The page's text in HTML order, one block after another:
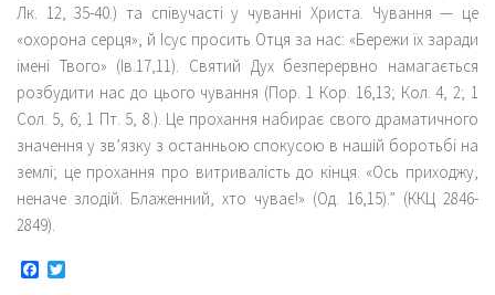
Лк. 12, 35-40.) та співучасті у чуванні Христа. Чування — це
«охорона серця», й Ісус просить Отця за нас: «Бережи їх заради
імені Твого» (Iв.17,11). Святий Дух безперервно намагається
розбудити нас до цього чування (Пор. 1 Кор. 16,13; Кол. 4, 2; 1
Сол. 5, 6; 1 Пт. 5, 8.). Це прохання набирає свого драматичного
значення у зв’язку з останньою спокусою в нашій боротьбі на
землі; це прохання про витривалість до кінця. «Ось приходжу,
неначе злодій. Блаженний, хто чуває!» (Од. 16,15).” (ККЦ 2846-
2849).
Facebook